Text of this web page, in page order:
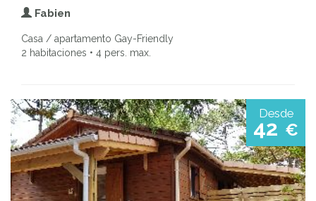
Fabien
Casa / apartamento Gay-Friendly
2 habitaciones • 4 pers. max.
Desde
42 €